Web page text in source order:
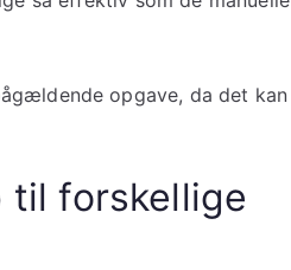
opgave, da det kan
til forskellige